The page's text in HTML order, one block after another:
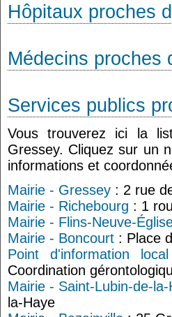
Hôpitaux proches
Médecins proches
Services publics
Vous trouverez ici la
Gressey. Cliquez sur un
informations et
Mairie - Gressey : 2 rue
Mairie - Richebourg : 1
Mairie - Flins-Neuve-
Mairie - Boncourt : Place
Point d'information
Coordination
Mairie - Saint-Lubin-de-la-
la-Haye